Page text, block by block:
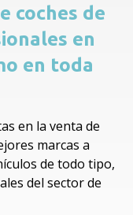
coches de
en
en toda
en la venta de
marcas a
de todo tipo,
del sector de